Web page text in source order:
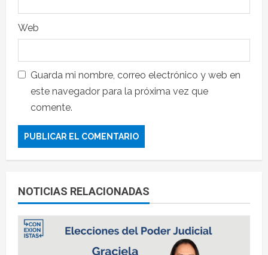
Web
Guarda mi nombre, correo electrónico y web en
este navegador para la próxima vez que
comente.
NOTICIAS RELACIONADAS